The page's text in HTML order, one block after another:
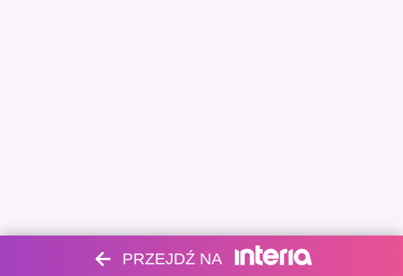
PRZEJDŹ NA